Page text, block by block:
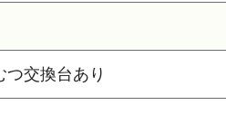
交換台あり